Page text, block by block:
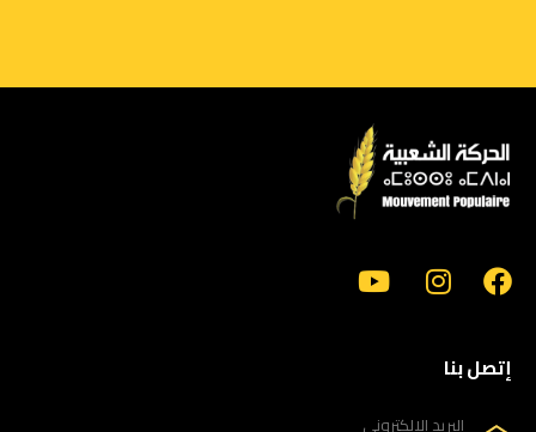
إتصل بنا
البريد الإلكتروني